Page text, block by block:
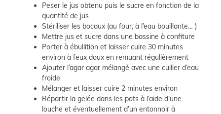
Peser le jus obtenu puis le sucre en fonction de la
quantité de jus
Stériliser les bocaux (au four, à l’eau bouillante… )
Mettre jus et sucre dans une bassine à confiture
Porter à ébullition et laisser cuire 30 minutes
environ à feux doux en remuant régulièrement
Ajouter l’agar agar mélangé avec une cuiller d’eau
froide
Mélanger et laisser cuire 2 minutes environ
Répartir la gelée dans les pots à l’aide d’une
louche et éventuellement d’un entonnoir à